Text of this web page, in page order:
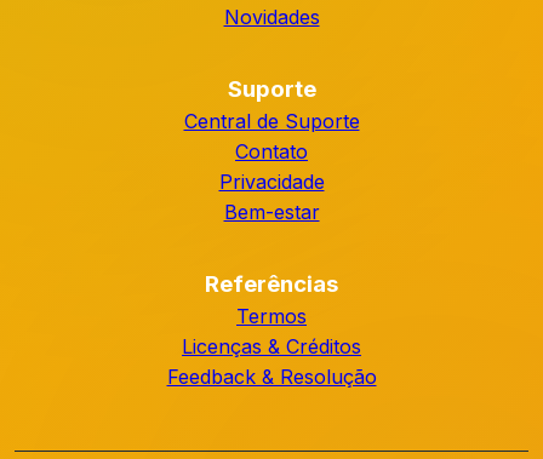
Novidades
Suporte
Central de Suporte
Contato
Privacidade
Bem-estar
Referências
Termos
Licenças & Créditos
Feedback & Resolução